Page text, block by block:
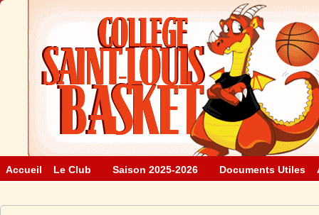
Accueil Le Club Saison 2025-2026 Documents Utiles